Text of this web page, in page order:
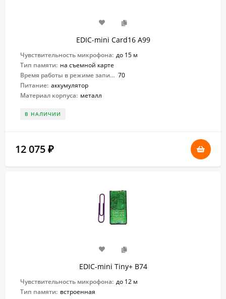
EDIC-mini Card16 A99
Чувствительность микрофона: до 15 м
Тип памяти: на съемной карте
Время работы в режиме записи: 70
Питание: аккумулятор
Материал корпуса: металл
В НАЛИЧИИ
12 075 ₽
EDIC-mini Tiny+ B74
Чувствительность микрофона: до 12 м
Тип памяти: встроенная